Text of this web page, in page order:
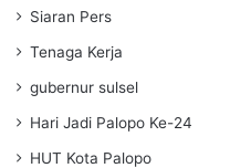
Siaran Pers
Tenaga Kerja
gubernur sulsel
Hari Jadi Palopo Ke-24
HUT Kota Palopo